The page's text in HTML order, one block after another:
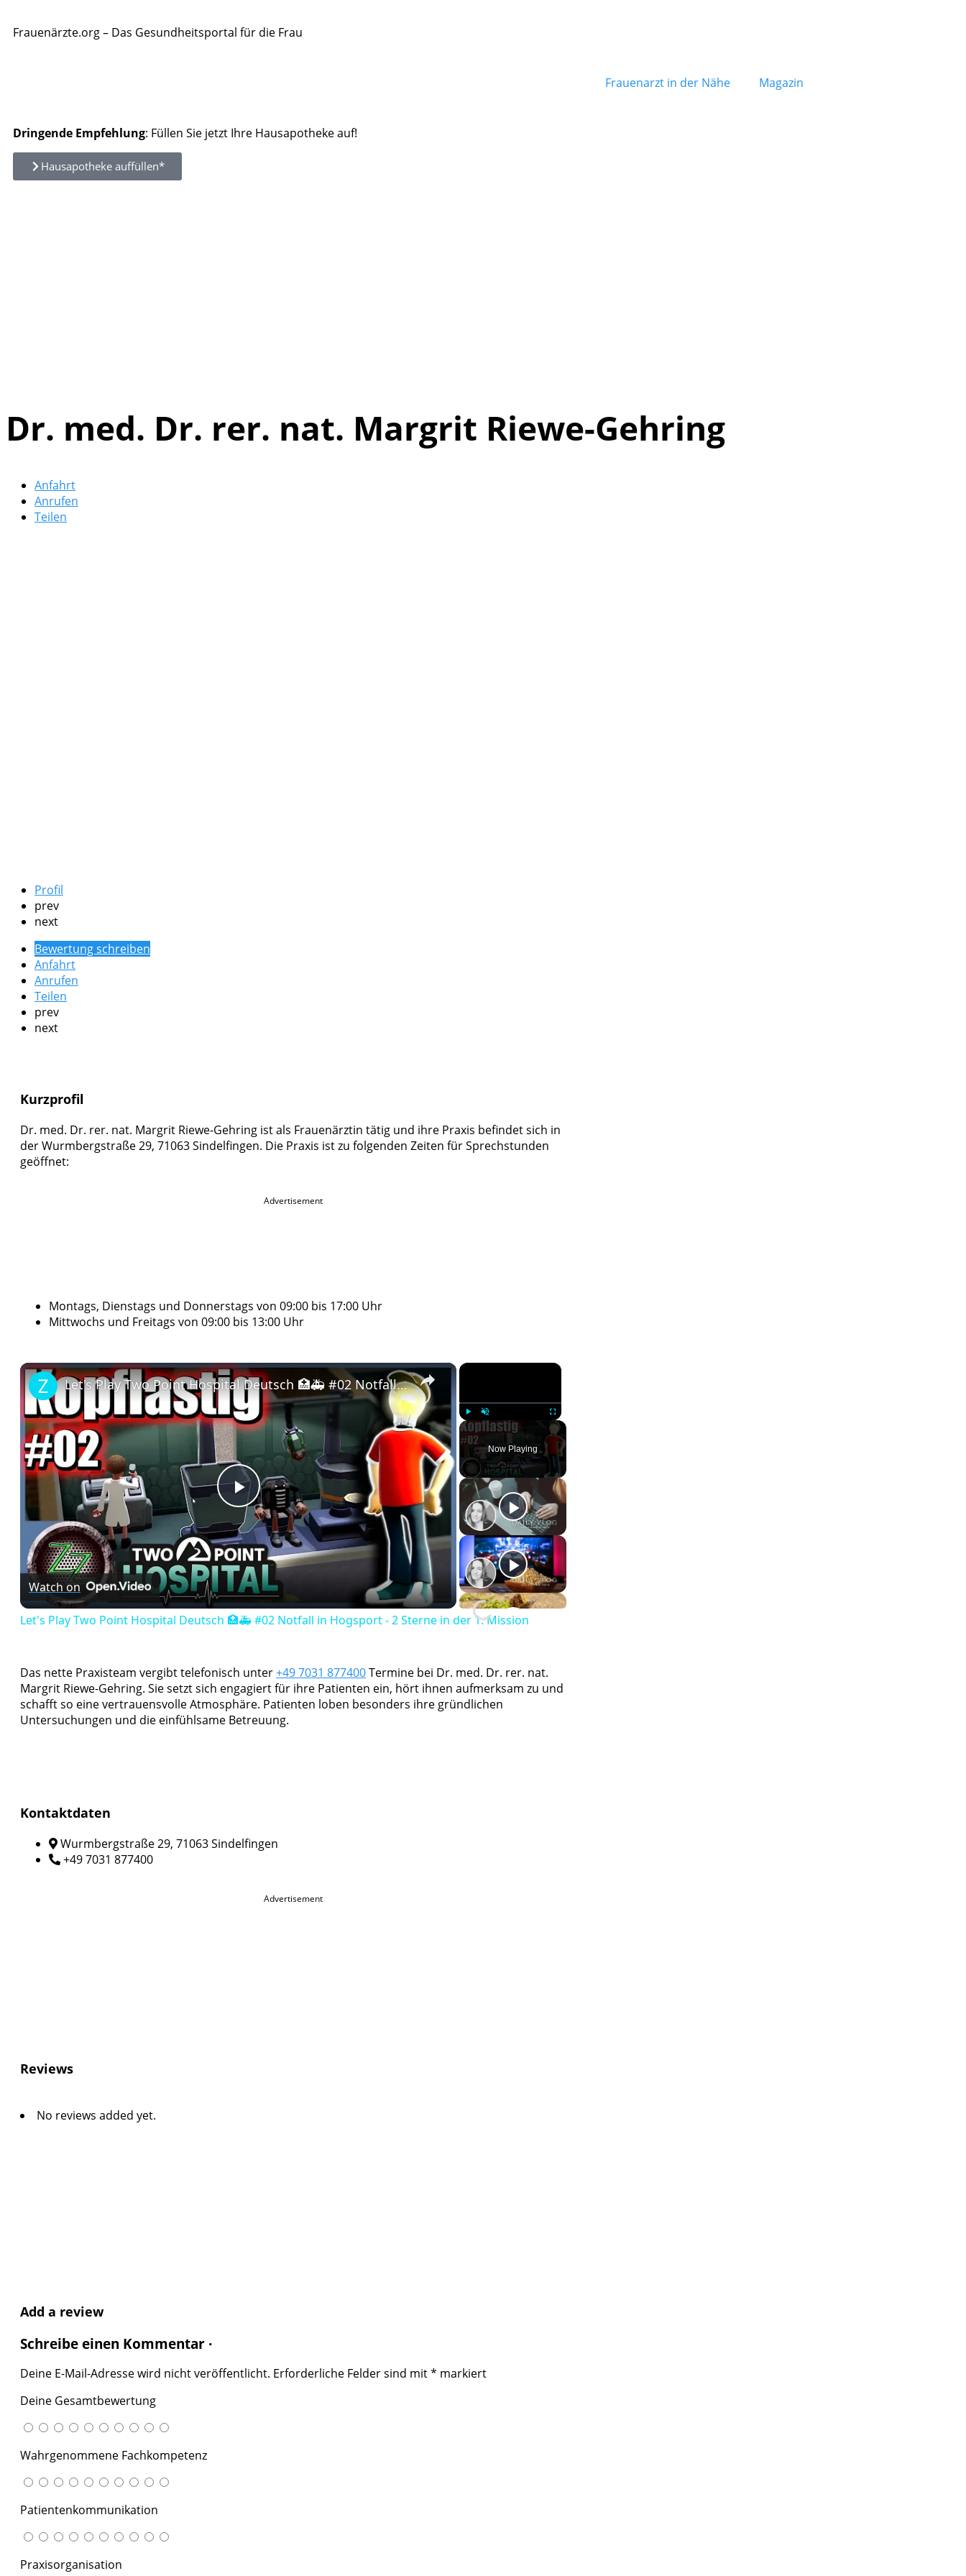
Frauenärzte.org – Das Gesundheitsportal für die Frau
Frauenarzt in der Nähe Magazin
Dringende Empfehlung: Füllen Sie jetzt Ihre Hausapotheke auf!
Hausapotheke auffüllen*
Dr. med. Dr. rer. nat. Margrit Riewe-Gehring
Anfahrt
Anrufen
Teilen
Profil
prev
next
Bewertung schreiben
Anfahrt
Anrufen
Teilen
prev
next
Kurzprofil
Dr. med. Dr. rer. nat. Margrit Riewe-Gehring ist als Frauenärztin tätig und ihre Praxis befindet sich in
der Wurmbergstraße 29, 71063 Sindelfingen. Die Praxis ist zu folgenden Zeiten für Sprechstunden
geöffnet:
Advertisement
Montags, Dienstags und Donnerstags von 09:00 bis 17:00 Uhr
Mittwochs und Freitags von 09:00 bis 13:00 Uhr
×
Unmute Fullscreen
Now Playing
×
Play
Video
Let's Play Two Point Hospital Deutsch 🏥🚑 #02 Notfall in Hogsport - 2 Sterne in der 1. Mission
Watch on
Let's Play Two Point Hospital Deutsch 🏥🚑 #02 Notfall in Hogsport - 2 Sterne in der 1. Mission
Das nette Praxisteam vergibt telefonisch unter+49 7031 877400Termine bei Dr. med. Dr. rer. nat.
Margrit Riewe-Gehring. Sie setzt sich engagiert für ihre Patienten ein, hört ihnen aufmerksam zu und
schafft so eine vertrauensvolle Atmosphäre. Patienten loben besonders ihre gründlichen
Untersuchungen und die einfühlsame Betreuung.
Kontaktdaten
Wurmbergstraße 29, 71063 Sindelfingen
+49 7031 877400
Advertisement
Reviews
No reviews added yet.
Add a review
Schreibe einen Kommentar ·
Deine E-Mail-Adresse wird nicht veröffentlicht. Erforderliche Felder sind mit* markiert
Deine Gesamtbewertung
Wahrgenommene Fachkompetenz
Patientenkommunikation
Praxisorganisation